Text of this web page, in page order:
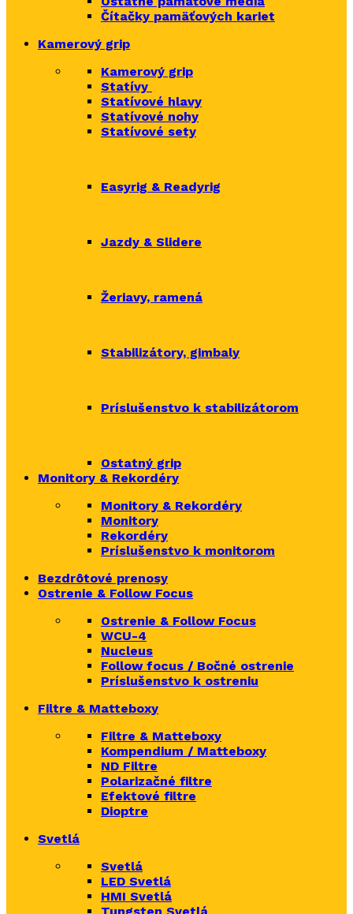
Čítačky pamäťových kariet
Kamerový grip
Kamerový grip
Statívy
Statívové hlavy
Statívové nohy
Statívové sety
Easyrig & Readyrig
Jazdy & Slidere
Žeriavy, ramená
Stabilizátory, gimbaly
Príslušenstvo k stabilizátorom
Ostatný grip
Monitory & Rekordéry
Monitory & Rekordéry
Monitory
Rekordéry
Príslušenstvo k monitorom
Bezdrôtové prenosy
Ostrenie & Follow Focus
Ostrenie & Follow Focus
WCU-4
Nucleus
Follow focus / Bočné ostrenie
Príslušenstvo k ostreniu
Filtre & Matteboxy
Filtre & Matteboxy
Kompendium / Matteboxy
ND Filtre
Polarizačné filtre
Efektové filtre
Dioptre
Svetlá
Svetlá
LED Svetlá
HMI Svetlá